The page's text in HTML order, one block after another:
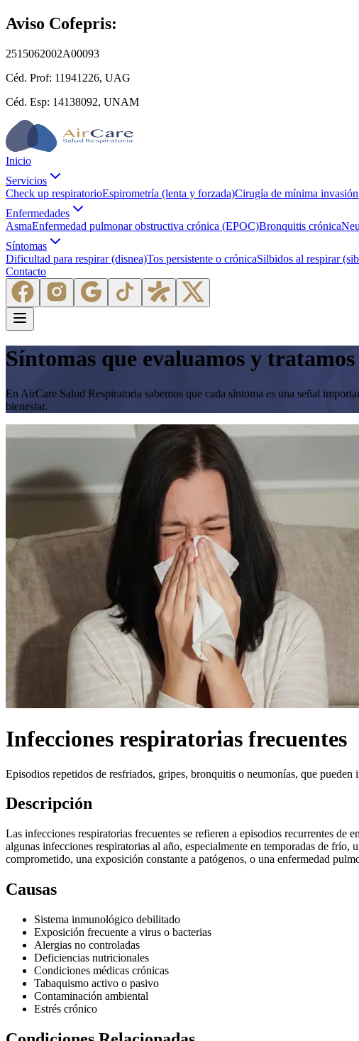
Aviso Cofepris:
2515062002A00093
Céd. Prof: 11941226, UAG
Céd. Esp: 14138092, UNAM
Inicio
Servicios
Check up respiratorioEspirometría (lenta y forzada)Cirugía de mínima
Enfermedades
AsmaEnfermedad pulmonar obstructiva crónica (EPOC)Bronquitis crónica
Síntomas
Dificultad para respirar (disnea)Tos persistente o crónicaSilbidos al respirar
Contacto
Síntomas que evaluamos y tratamos
En AirCare Salud Respiratoria sabemos que cada síntoma es una señal
bienestar.
Infecciones respiratorias frecuentes
Episodios repetidos de resfriados, gripes, bronquitis o neumonías, que pueden
Descripción
Las infecciones respiratorias frecuentes se refieren a episodios recurrentes
algunas infecciones respiratorias al año, especialmente en temporadas de
comprometido, una exposición constante a patógenos, o una enfermedad
Causas
Sistema inmunológico debilitado
Exposición frecuente a virus o bacterias
Alergias no controladas
Deficiencias nutricionales
Condiciones médicas crónicas
Tabaquismo activo o pasivo
Contaminación ambiental
Estrés crónico